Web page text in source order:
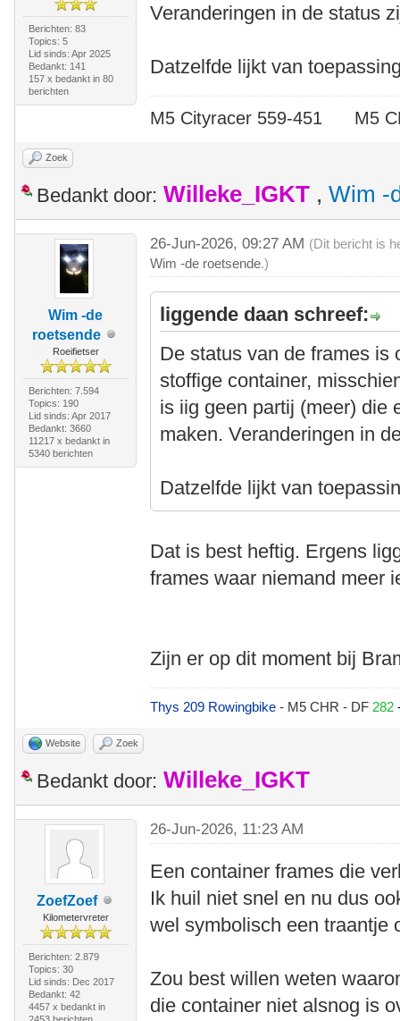
Berichten: 83
Topics: 5
Lid sinds: Apr 2025
Bedankt: 141
157 x bedankt in 80
berichten
Veranderingen in de status
Datzelfde lijkt van
M5 Cityracer 559-451 M5
Zoek
Bedankt door: Willeke_IGKT , Wim -
Wim -de
roetsende
Roeifietser
Berichten: 7.594
Topics: 190
Lid sinds: Apr 2017
Bedankt: 3660
11217 x bedankt in
5340 berichten
26-Jun-2026, 09:27 AM (Dit bericht is
Wim -de roetsende.)
liggende daan schreef:
De status van de frames is
stoffige container,
is iig geen partij (meer) die
maken. Veranderingen in
Datzelfde lijkt van
Dat is best heftig. Ergens
frames waar niemand meer
Zijn er op dit moment bij
Thys 209 Rowingbike- M5 CHR - DF 282
Website Zoek
Bedankt door: Willeke_IGKT
ZoefZoef
Kilometervreter
Berichten: 2.879
Topics: 30
Lid sinds: Dec 2017
Bedankt: 42
4457 x bedankt in
26-Jun-2026, 11:23 AM
Een container frames die
Ik huil niet snel en nu dus
wel symbolisch een traantje
Zou best willen weten
die container niet alsnog is